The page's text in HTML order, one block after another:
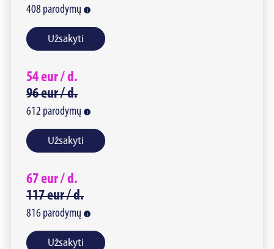
408 parodymų
Užsakyti
54eur /d.
96eur /d.
612 parodymų
Užsakyti
67eur /d.
117eur /d.
816 parodymų
Užsakyti